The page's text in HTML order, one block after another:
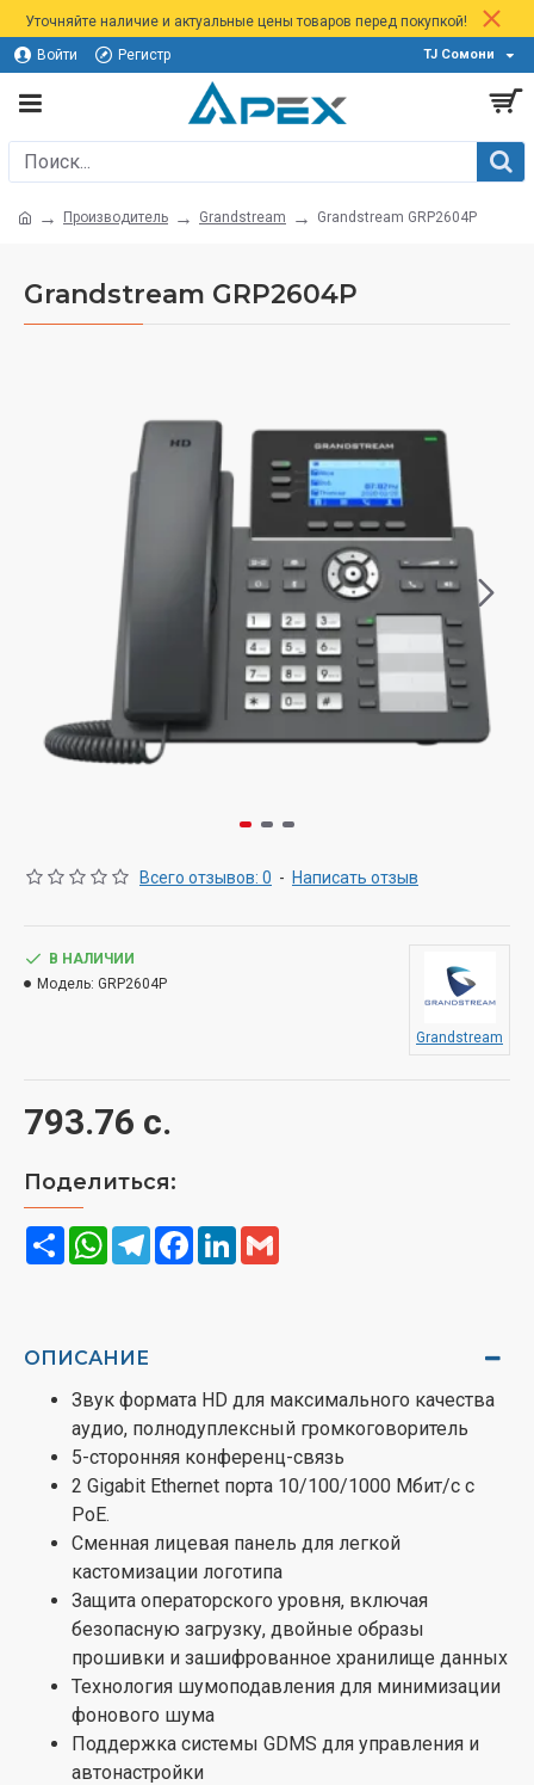
Уточняйте наличие и актуальные цены товаров перед покупкой!
Войти Регистр TJ Сомони
Производитель Grandstream Grandstream GRP2604P
Grandstream GRP2604P
Всего отзывов: 0 - Написать отзыв
793.76 с.
В НАЛИЧИИ
Модель: GRP2604P
Grandstream
Поделиться:
Share WhatsAppTelegramFacebook
LinkedIn
ОПИСАНИЕ
Звук формата HD для максимального качества
аудио, полнодуплексный громкоговоритель
5-сторонняя конференц-связь
2 Gigabit Ethernet порта 10/100/1000 Мбит/с с
PoE.
Сменная лицевая панель для легкой
кастомизации логотипа
Защита операторского уровня, включая
безопасную загрузку, двойные образы
прошивки и зашифрованное хранилище данных
Технология шумоподавления для минимизации
фонового шума
Поддержка системы GDMS для управления и
автонастройки